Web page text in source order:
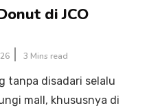
di JCO
3 Mins read
tanpa disadari selalu
mall, khususnya di